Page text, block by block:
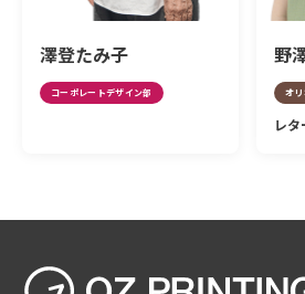
澤登たみ子
コーポレートデザイン部
野
オ
レ